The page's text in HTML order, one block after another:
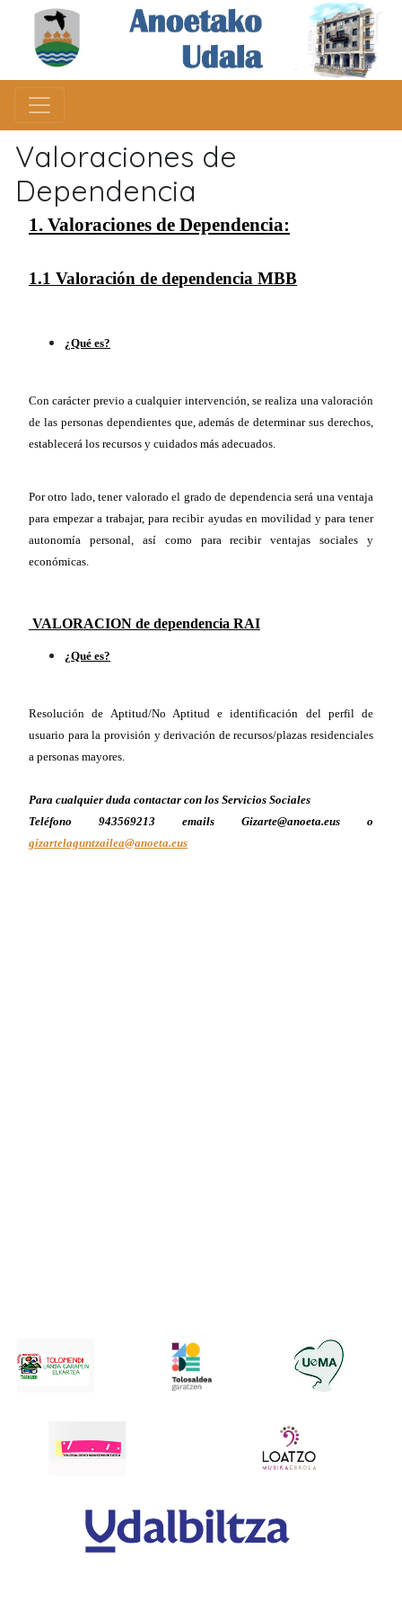
Valoraciones de
Dependencia
1. Valoraciones de Dependencia:
1.1 Valoración de dependencia MBB
¿Qué es?
Con carácter previo a cualquier intervención, se realiza una valoración
de las personas dependientes que, además de determinar sus derechos,
establecerá los recursos y cuidados más adecuados.
Por otro lado, tener valorado el grado de dependencia será una ventaja
para empezar a trabajar, para recibir ayudas en movilidad y para tener
autonomía personal, así como para recibir ventajas sociales y
económicas.
VALORACION de dependencia RAI
¿Qué es?
Resolución de Aptitud/No Aptitud e identificación del perfil de
usuario para la provisión y derivación de recursos/plazas residenciales
a personas mayores.
Para cualquier duda contactar con los Servicios Sociales
Teléfono 943569213 emails Gizarte@anoeta.eus o
gizartelaguntzailea@anoeta.eus